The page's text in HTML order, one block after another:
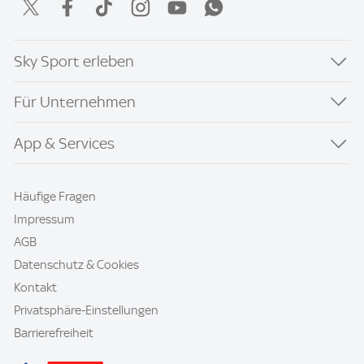
Sky Sport erleben
Für Unternehmen
App & Services
Häufige Fragen
Impressum
AGB
Datenschutz & Cookies
Kontakt
Privatsphäre-Einstellungen
Barrierefreiheit